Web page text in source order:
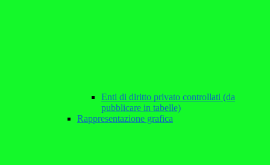
Enti di diritto privato controllati (da
pubblicare in tabelle)
Rappresentazione grafica